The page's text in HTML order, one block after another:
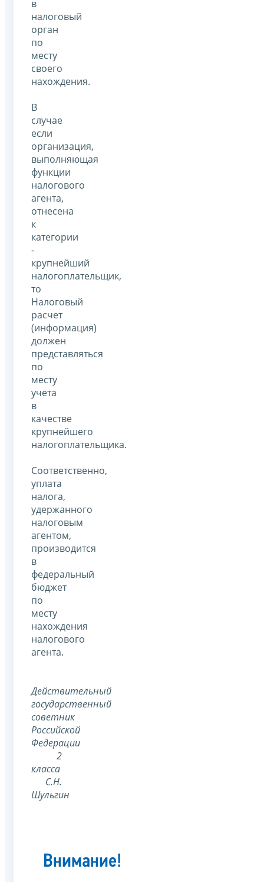
в
налоговый
орган
по
месту
своего
нахождения.
В
случае
если
организация,
выполняющая
функции
налогового
агента,
отнесена
к
категории
-
крупнейший
налогоплательщик,
то
Налоговый
расчет
(информация)
должен
представляться
по
месту
учета
в
качестве
крупнейшего
налогоплательщика.
Соответственно,
уплата
налога,
удержанного
налоговым
агентом,
производится
в
федеральный
бюджет
по
месту
нахождения
налогового
агента.
Действительный
государственный
советник
Российской
Федерации
2
класса
С.Н.
Шульгин
Внимание!